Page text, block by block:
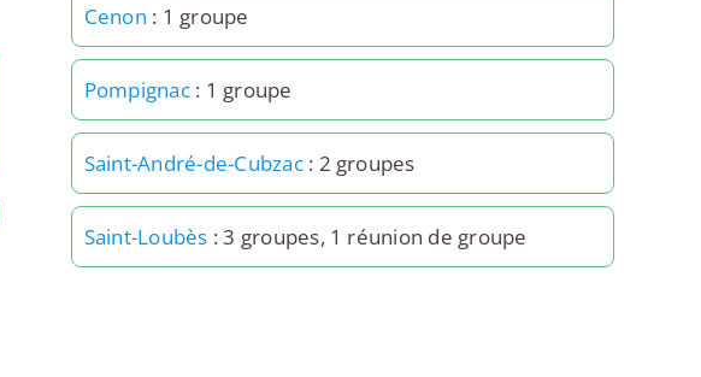
Cenon : 1 groupe
Pompignac: 1 groupe
Saint-André-de-Cubzac: 2 groupes
Saint-Loubès : 3 groupes, 1 réunion de groupe